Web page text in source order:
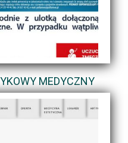
MEDYCZNY